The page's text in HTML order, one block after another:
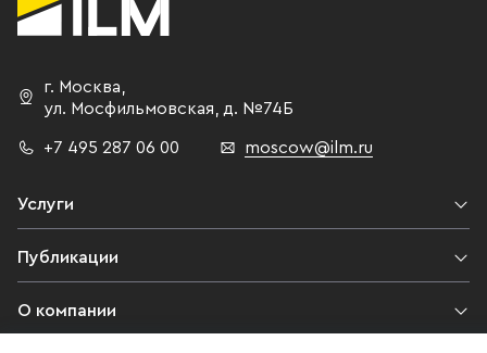
г. Москва
ул. Мосфильмовская,
д. №74Б
+7 495 287 06 00 moscow@ilm.ru
Услуги
Публикации
О компании